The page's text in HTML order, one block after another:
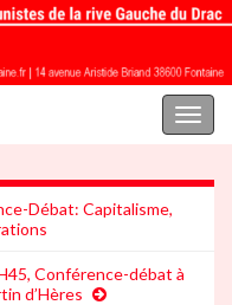
Toggle
Débat: Capitalisme,
Conférence-débat à
d’Hères